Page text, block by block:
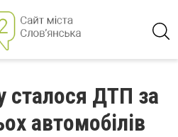
сталося ДТП за
автомобілів